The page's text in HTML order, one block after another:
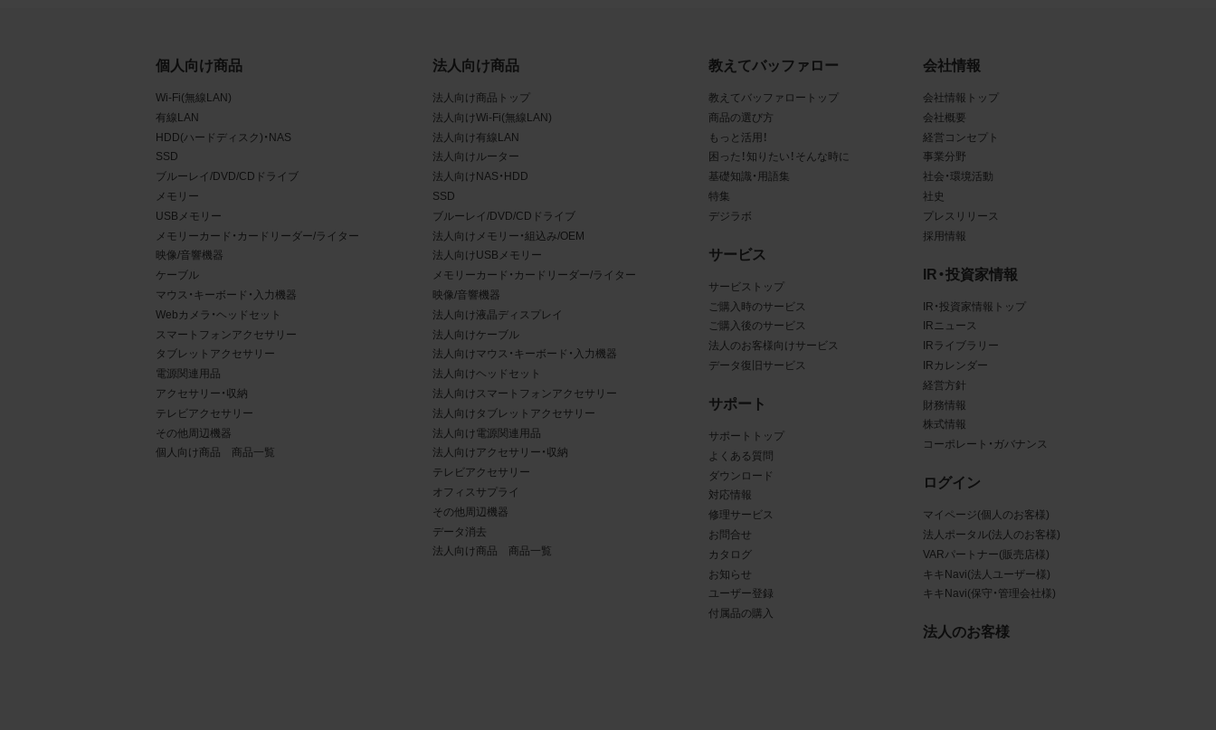
る場合に限り商品写真データを複製、送信可能化して利用できます。当社
からの個別の同意を得た場合を除き、上記の目的、利用方法以外に商品写真
データを利用することはできません。
3.遵守事項
お客様は、商品写真データの利用に際し、次の各号に掲げる事項を遵守する
ものとします。
商品写真データの全部又は一部の譲渡、貸与、再利用許諾、改変、著作
権表示の除去等をしないこと
商品写真データに表示されている当社商品についての情報（社名、商
品名等）を併記する等の方法により、商品写真データに表示されてい
る商品が、当社の商品であることを特定できる表示を行うこと
商品写真データに著作権表示、ラベル、商標その他のマークがある場
合、それらを除去しないこと
商品写真データを当社HPのトップページ以外のサイトとのリンクと
して利用しないこと
商品写真データを他社のロゴ又は他社商品等に近づけて掲記するな
どして、当社と提携、協力関係等にあるとの示唆や誤解を生じさせう
る態様の利用を行わないこと
その他、当社の運営するサイトではないと看者が判断することを困難
とするような態様で、商品写真データを利用しないこと
当社は、商品写真データの正確性、完全性、適合性、有用性、最新性、第三者
個人向け商品
Wi-Fi(無線LAN)
有線LAN
HDD(ハードディスク)・NAS
SSD
ブルーレイ/DVD/CDドライブ
メモリー
USBメモリー
メモリーカード・カードリーダー/ライター
映像/音響機器
ケーブル
マウス・キーボード・入力機器
Webカメラ・ヘッドセット
スマートフォンアクセサリー
タブレットアクセサリー
電源関連用品
アクセサリー・収納
テレビアクセサリー
その他周辺機器
個人向け商品 商品一覧
法人向け商品
法人向け商品トップ
法人向けWi-Fi(無線LAN)
法人向け有線LAN
法人向けルーター
法人向けNAS・HDD
SSD
ブルーレイ/DVD/CDドライブ
法人向けメモリー・組込み/OEM
法人向けUSBメモリー
メモリーカード・カードリーダー/ライター
映像/音響機器
法人向け液晶ディスプレイ
法人向けケーブル
法人向けマウス・キーボード・入力機器
法人向けヘッドセット
法人向けスマートフォンアクセサリー
法人向けタブレットアクセサリー
法人向け電源関連用品
法人向けアクセサリー・収納
テレビアクセサリー
オフィスサプライ
その他周辺機器
データ消去
法人向け商品 商品一覧
教えてバッファロー
教えてバッファロートップ
商品の選び方
もっと活用！
困った！知りたい！そんな時に
基礎知識・用語集
特集
デジラボ
サービス
サービストップ
ご購入時のサービス
ご購入後のサービス
法人のお客様向けサービス
データ復旧サービス
サポート
サポートトップ
よくある質問
ダウンロード
対応情報
修理サービス
お問合せ
カタログ
お知らせ
ユーザー登録
付属品の購入
会社情報
会社情報トップ
会社概要
経営コンセプト
事業分野
社会・環境活動
社史
プレスリリース
採用情報
IR・投資家情報
IR・投資家情報トップ
IRニュース
IRライブラリー
IRカレンダー
経営方針
財務情報
株式情報
コーポレート・ガバナンス
ログイン
マイページ(個人のお客様)
法人ポータル(法人のお客様)
VARパートナー(販売店様)
キキNavi(法人ユーザー様)
キキNavi(保守・管理会社様)
法人のお客様